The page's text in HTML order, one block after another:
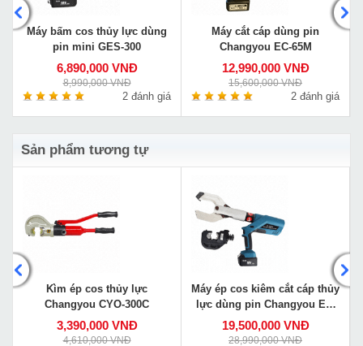
Máy bấm cos thủy lực dùng
pin mini GES-300
6,890,000 VNĐ
8,990,000 VNĐ
2 đánh giá
Máy cắt cáp dùng pin
Changyou EC-65M
12,990,000 VNĐ
15,600,000 VNĐ
2 đánh giá
Sản phẩm tương tự
Kìm ép cos thủy lực
Changyou CYO-300C
3,390,000 VNĐ
4,610,000 VNĐ
Máy ép cos kiêm cắt cáp thủy
lực dùng pin Changyou EZ-
400/105C
19,500,000 VNĐ
28,990,000 VNĐ